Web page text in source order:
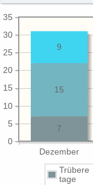
Dezember
0
5
10
15
20
25
30
35
7
15
9
Trübere
tage